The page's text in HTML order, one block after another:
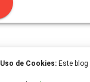
Uso de Cookies:Este blog